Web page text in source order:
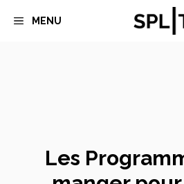
MENU
Les